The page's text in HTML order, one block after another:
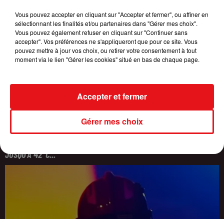
JUSQU'À 42°C...
Vous pouvez accepter en cliquant sur "Accepter et fermer", ou affiner en
sélectionnant les finalités et/ou partenaires dans "Gérer mes choix".
Vous pouvez également refuser en cliquant sur "Continuer sans
accepter". Vos préférences ne s'appliqueront que pour ce site. Vous
pouvez mettre à jour vos choix, ou retirer votre consentement à tout
moment via le lien "Gérer les cookies" situé en bas de chaque page.
Gérer mes choix
Accepter et fermer